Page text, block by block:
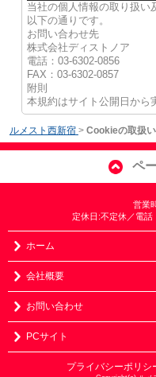
当社の個人情報の取り扱い
以下の通りです。
お問い合わせ先
株式会社ディストノア
電話：03-6302-0856
FAX：03-6302-0857
附則
本規約はサイト公開日から
ルメスト西新宿 > Cookieの取扱
ペ
営業
定休日:不定休／電話
ホーム
会社概要
お問い合わせ
PCサイト
プライバシーポリシ